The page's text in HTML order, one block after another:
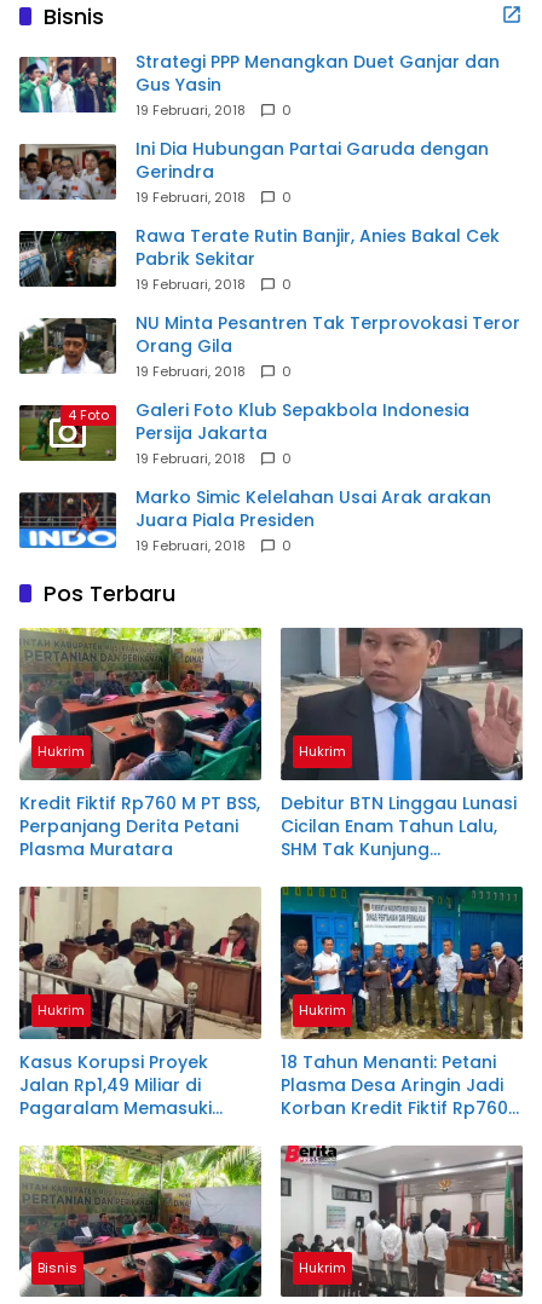
Bisnis
Strategi PPP Menangkan Duet Ganjar dan
Gus Yasin
19 Februari, 2018 0
Ini Dia Hubungan Partai Garuda dengan
Gerindra
19 Februari, 2018 0
Rawa Terate Rutin Banjir, Anies Bakal Cek
Pabrik Sekitar
19 Februari, 2018 0
NU Minta Pesantren Tak Terprovokasi Teror
Orang Gila
19 Februari, 2018 0
4 Foto
Galeri Foto Klub Sepakbola Indonesia
Persija Jakarta
19 Februari, 2018 0
Marko Simic Kelelahan Usai Arak arakan
Juara Piala Presiden
19 Februari, 2018 0
Pos Terbaru
Hukrim
Kredit Fiktif Rp760 M PT BSS,
Perpanjang Derita Petani
Plasma Muratara
Hukrim
Debitur BTN Linggau Lunasi
Cicilan Enam Tahun Lalu,
SHM Tak Kunjung
Hukrim
Kasus Korupsi Proyek
Jalan Rp1,49 Miliar di
Pagaralam Memasuki
Terdakwa Dituntut 2,5
Tahun Penjara
Hukrim
18 Tahun Menanti: Petani
Plasma Desa Aringin Jadi
Korban Kredit Fiktif Rp760
Bisnis Hukrim